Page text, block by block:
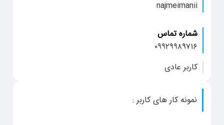
najmeimanii
شماره تماس
۰۹۹۲۹۹۸۹۷۱۶
کاربر عادی
نمونه کار های کاربر :